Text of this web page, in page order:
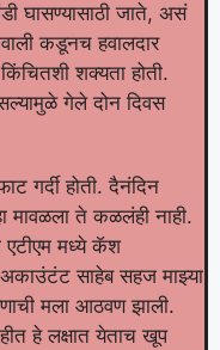
घासण्यासाठी जाते, असं
कडूनच हवालदार
शक्यता होती.
गेले दोन दिवस
गर्दी होती. दैनंदिन
मावळला ते कळलंही नाही.
एटीएम मध्ये कॅश
साहेब सहज माझ्या
मला आठवण झाली.
हे लक्षात येताच खूप